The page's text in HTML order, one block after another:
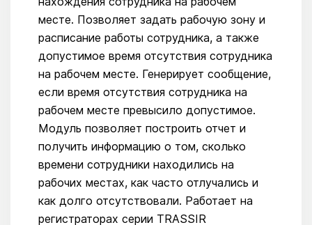
месте. Позволяет задать рабочую зону и
расписание работы сотрудника, а также
допустимое время отсутствия сотрудника
на рабочем месте. Генерирует сообщение,
если время отсутствия сотрудника на
рабочем месте превысило допустимое.
Модуль позволяет построить отчет и
получить информацию о том, сколько
времени сотрудники находились на
рабочих местах, как часто отлучались и
как долго отсутствовали. Работает на
регистраторах серии TRASSIR